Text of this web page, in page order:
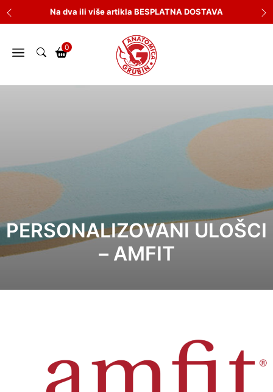
Skip
to
Na dva ili više artikla BESPLATNA DOSTAVA
0
PERSONALIZOVANI ULOŠCI
– AMFIT